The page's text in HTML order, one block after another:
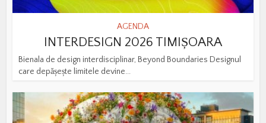
AGENDA
INTERDESIGN 2026 TIMIȘOARA
Bienala de design interdisciplinar, Beyond Boundaries Designul
care depășește limitele devine...